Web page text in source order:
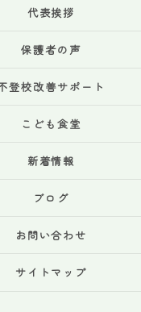
代表挨拶
保護者の声
登校改善サポート
こども食堂
新着情報
ブログ
お問い合わせ
サイトマップ